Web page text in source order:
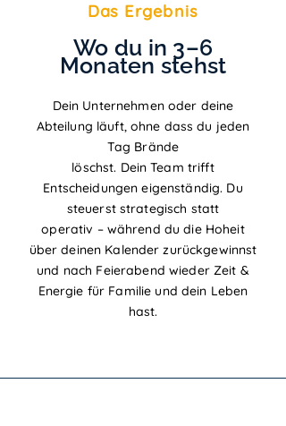
Das Ergebnis
Wo du in 3–6
Monaten stehst
Dein Unternehmen oder deine
Abteilung läuft, ohne dass du jeden
Tag Brände
löschst. Dein Team trifft
Entscheidungen eigenständig. Du
steuerst strategisch statt
operativ – während du die Hoheit
über deinen Kalender zurückgewinnst
und nach Feierabend wieder Zeit &
Energie für Familie und dein Leben
hast.